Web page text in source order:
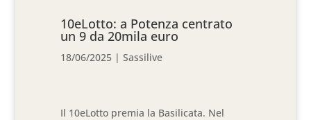
10eLotto: a Potenza centrato
un 9 da 20mila euro
18/06/2025 |Sassilive
Il 10eLotto premia la Basilicata. Nel